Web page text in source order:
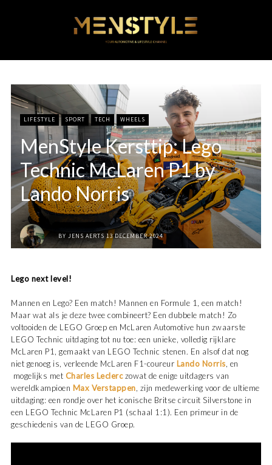
LIFESTYLE SPORT TECH WHEELS
MenStyle Kersttip: Lego
Technic McLaren P1 by
Lando Norris
BY JENS AERTS 13 DECEMBER 2024
Lego next level!
Mannen en Lego? Een match! Mannen en Formule 1, een match!
Maar wat als je deze twee combineert? Een dubbele match! Zo
voltooiden de LEGO Groep en McLaren Automotive hun zwaarste
LEGO Technic uitdaging tot nu toe: een unieke, volledig rijklare
McLaren P1, gemaakt van LEGO Technic stenen. En alsof dat nog
niet genoeg is, verleende McLaren F1-coureur Lando Norris , en
mogelijks met Charles Leclerc zowat de enige uitdagers van
wereldkampioen Max Verstappen , zijn medewerking voor de ultieme
uitdaging: een rondje over het iconische Britse circuit Silverstone in
een LEGO Technic McLaren P1 (schaal 1:1). Een primeur in de
geschiedenis van de LEGO Groep.